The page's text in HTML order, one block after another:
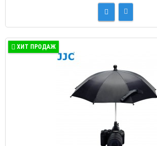
ХИТ ПРОДАЖ